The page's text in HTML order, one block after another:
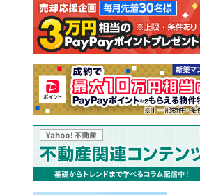
注文住宅 土地
売却査定